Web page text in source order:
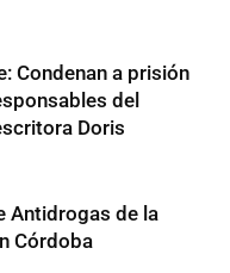
Condenan a prisión
del
Doris
Antidrogas de la
Córdoba